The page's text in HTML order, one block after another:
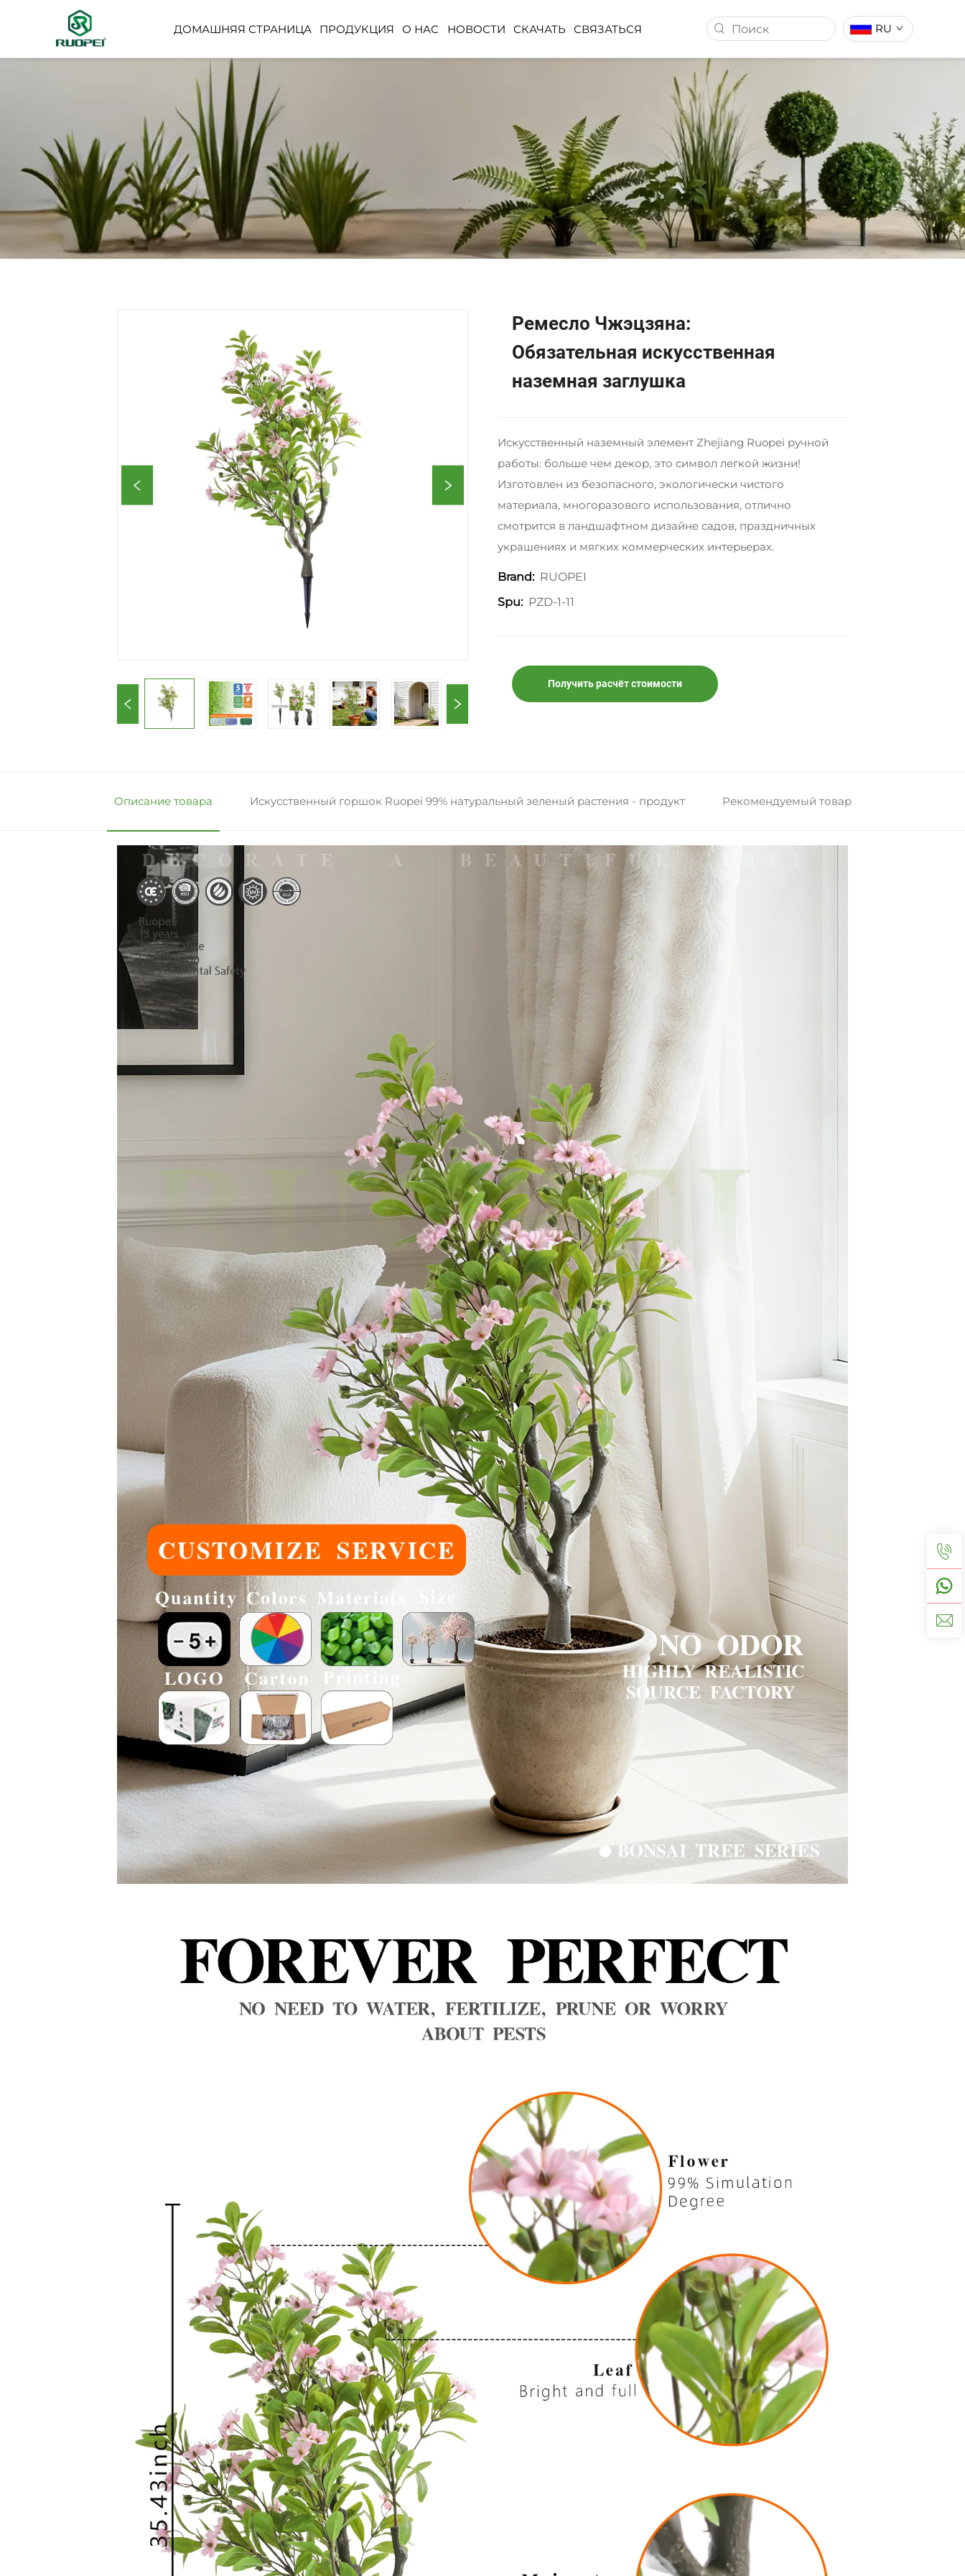
ДОМАШНЯЯ СТРАНИЦА ПРОДУКЦИЯ
ИСКУССТВЕННОЕ ДЕРЕВО
ШАР ИЗ ИСКУССТВЕННОЙ
ИСКУССТВЕННЫЙ ГАЗОН
НЕБОЛЬШОЕ ГОРШЕЧНОЕ
РАСТЕНИЕ
О НАС НОВОСТИ СКАЧАТЬ СВЯЗАТЬСЯ RU
Ремесло Чжэцзяна:
Обязательная искусственная
наземная заглушка
Искусственный наземный элемент Zhejiang Ruopei ручной
работы: больше чем декор, это символ легкой жизни!
Изготовлен из безопасного, экологически чистого
материала, многоразового использования, отлично
смотрится в ландшафтном дизайне садов, праздничных
украшениях и мягких коммерческих интерьерах.
Brand: RUOPEI
Spu: PZD-1-11
Получить расчёт стоимости
Описание товара Искусственный горшок Ruopei 99% натуральный зеленый растения - продукт Рекомендуемый товар